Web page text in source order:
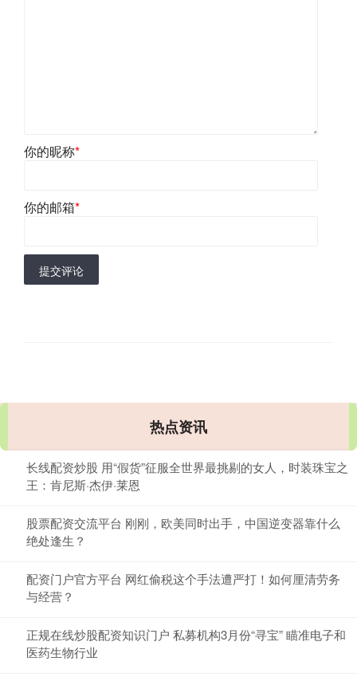
你的昵称*
你的邮箱*
提交评论
热点资讯
长线配资炒股 用“假货”征服全世界最挑剔的女人，时装珠宝之
王：肯尼斯·杰伊·莱恩
股票配资交流平台 刚刚，欧美同时出手，中国逆变器靠什么
绝处逢生？
配资门户官方平台 网红偷税这个手法遭严打！如何厘清劳务
与经营？
正规在线炒股配资知识门户 私募机构3月份“寻宝” 瞄准电子和
医药生物行业